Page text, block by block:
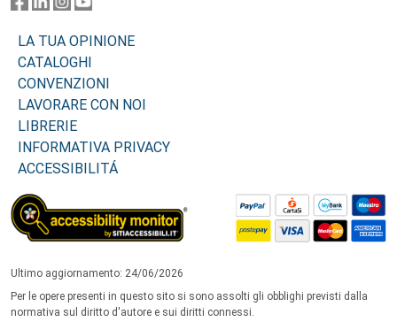
LA TUA OPINIONE
CATALOGHI
CONVENZIONI
LAVORARE CON NOI
LIBRERIE
INFORMATIVA PRIVACY
ACCESSIBILITÁ
Ultimo aggiornamento: 24/06/2026
Per le opere presenti in questo sito si sono assolti gli obblighi previsti dalla
normativa sul diritto d'autore e sui diritti connessi.